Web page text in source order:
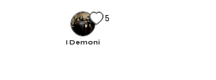
I Demoni
5